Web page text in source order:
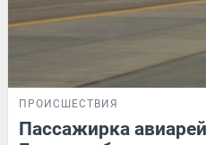
ПРОИСШЕСТВИЯ
Пассажирка